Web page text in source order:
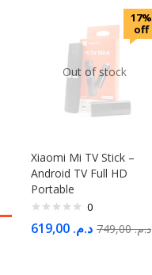
Out of stock
17%
off
Xiaomi Mi TV Stick –
Android TV Full HD
Portable
0
د.م. د.م.749,00